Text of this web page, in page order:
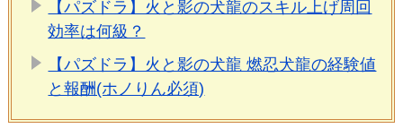
【パズドラ】火と影の犬龍のスキル上げ周回
効率は何級？
【パズドラ】火と影の犬龍 燃忍犬龍の経験値
と報酬(ホノりん必須)